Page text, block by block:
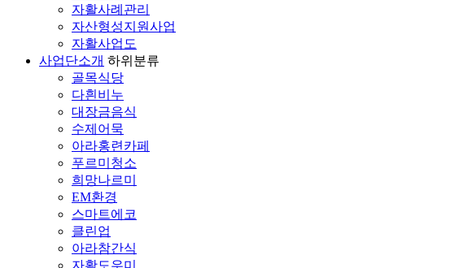
자활사례관리
자산형성지원사업
자활사업도
사업단소개 하위분류
골목식당
다흰비누
대장금음식
수제어묵
아라홍련카페
푸르미청소
희망나르미
EM환경
스마트에코
클린업
아라참간식
자활도우미